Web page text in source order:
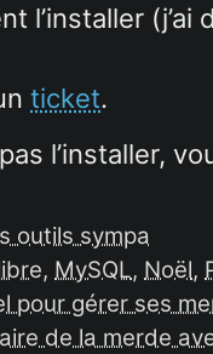
l’installer
ticket.
l’installer,
outils sympa
, MySQL, Noël,
pour gérer ses
de la merde